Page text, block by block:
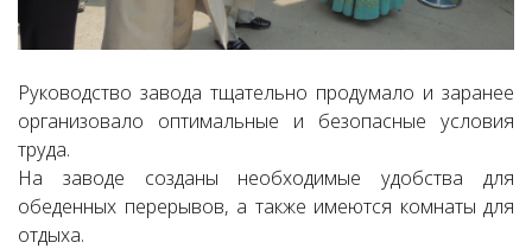
Руководство завода тщательно продумало и заранее
организовало оптимальные и безопасные условия
труда.
На заводе созданы необходимые удобства для
обеденных перерывов, а также имеются комнаты для
отдыха.